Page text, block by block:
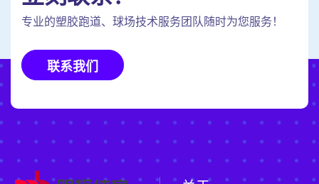
专业的塑胶跑道、球场技术服务团队随时为您服务！
联系我们